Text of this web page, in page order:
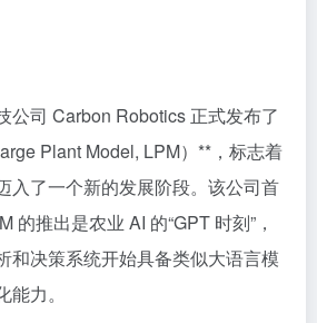
公司 Carbon Robotics 正式发布了
Plant Model, LPM）**，标志着
入了一个新的发展阶段。该公司首
的推出是农业 AI 的“GPT 时刻”，
和决策系统开始具备类似大语言模
力。